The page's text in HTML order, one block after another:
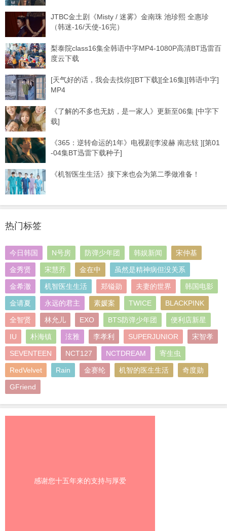
JTBC金土剧《Misty / 迷雾》金南珠 池珍熙 全惠珍
（韩迷-16/天使-16完）
梨泰院class16集全韩语中字MP4-1080P高清BT迅雷百
度云下载
[天气好的话，我会去找你][BT下载][全16集][韩语中字]
MP4
《了解的不多也无妨，是一家人》更新至06集 [中字下
载]
《365：逆转命运的1年》电视剧[李浚赫 南志铉 ][第01
-04集BT迅雷下载种子]
《机智医生生活》接下来也会为第二季做准备！
热门标签
今日韩国 N号房 防弹少年团 韩娱新闻 宋仲基
金秀贤 宋慧乔 金在中 虽然是精神病但没关系
金希澈 机智医生生活 郑镒勋 夫妻的世界 韩国电影
金请夏 永远的君主 素媛案 TWICE BLACKPINK
全智贤 林允儿 EXO BTS防弹少年团 便利店新星
IU 朴海镇 泫雅 李孝利 SUPERJUNIOR 宋智孝
SEVENTEEN NCT127 NCTDREAM 寄生虫
RedVelvet Rain 金赛纶 机智的医生生活 奇度勋
GFriend
感谢您十五年来的支持与厚爱